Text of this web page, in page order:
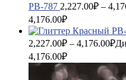
PB-787 2,227.00₽ –
4,176.00₽
2,227.00₽ – 4,176.00₽
4,176.00₽